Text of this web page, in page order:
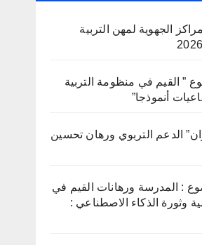
الجهوية لمهن التربية
” القيم في منظومة التربية
أنموذجا”
الدعم التربوي ورهان تحسين
: المدرسة ورهانات القيم في
وثورة الذكاء الاصطناعي :